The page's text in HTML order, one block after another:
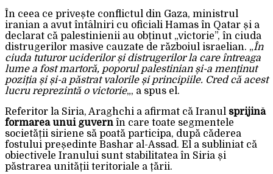
În ceea ce privește conflictul din Gaza, ministrul
iranian a avut întâlniri cu oficiali Hamas în Qatar și a
declarat că palestinienii au obținut „victorie”, în ciuda
distrugerilor masive cauzate de războiul israelian. „În
ciuda tuturor uciderilor și distrugerilor la care întreaga
lume a fost martoră, poporul palestinian și-a menținut
poziția și și-a păstrat valorile și principiile. Cred că acest
lucru reprezintă o victorie„, a spus el.
Referitor la Siria, Araghchi a afirmat că Iranul sprijină
formarea unui guvern în care toate segmentele
societății siriene să poată participa, după căderea
fostului președinte Bashar al-Assad. El a subliniat că
obiectivele Iranului sunt stabilitatea în Siria și
păstrarea unității teritoriale a țării.